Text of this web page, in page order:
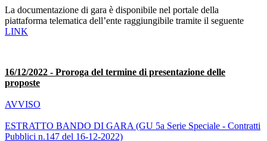
La documentazione di gara è disponibile nel portale della
piattaforma telematica dell’ente raggiungibile tramite il seguente
LINK
16/12/2022 - Proroga del termine di presentazione delle
proposte
AVVISO
ESTRATTO BANDO DI GARA (GU 5a Serie Speciale - Contratti
Pubblici n.147 del 16-12-2022)